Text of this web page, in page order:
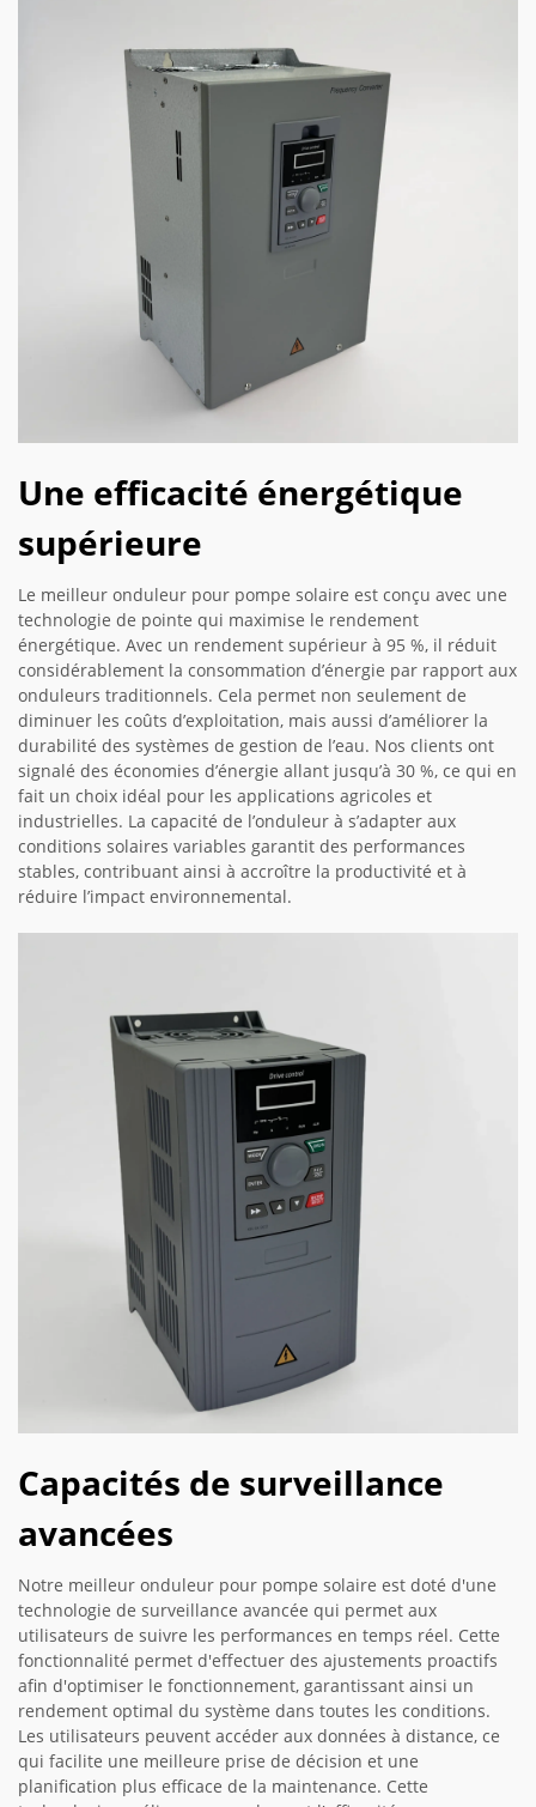
Une efficacité énergétique
supérieure
Le meilleur onduleur pour pompe solaire est conçu avec une
technologie de pointe qui maximise le rendement
énergétique. Avec un rendement supérieur à 95 %, il réduit
considérablement la consommation d’énergie par rapport aux
onduleurs traditionnels. Cela permet non seulement de
diminuer les coûts d’exploitation, mais aussi d’améliorer la
durabilité des systèmes de gestion de l’eau. Nos clients ont
signalé des économies d’énergie allant jusqu’à 30 %, ce qui en
fait un choix idéal pour les applications agricoles et
industrielles. La capacité de l’onduleur à s’adapter aux
conditions solaires variables garantit des performances
stables, contribuant ainsi à accroître la productivité et à
réduire l’impact environnemental.
Capacités de surveillance
avancées
Notre meilleur onduleur pour pompe solaire est doté d'une
technologie de surveillance avancée qui permet aux
utilisateurs de suivre les performances en temps réel. Cette
fonctionnalité permet d'effectuer des ajustements proactifs
afin d'optimiser le fonctionnement, garantissant ainsi un
rendement optimal du système dans toutes les conditions.
Les utilisateurs peuvent accéder aux données à distance, ce
qui facilite une meilleure prise de décision et une
planification plus efficace de la maintenance. Cette